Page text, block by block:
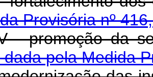
Provisória nº
da
pela Medida